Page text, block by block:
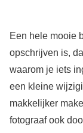
Een hele mooie
opschrijven is,
waarom je iets
een kleine
makkelijker
fotograaf ook